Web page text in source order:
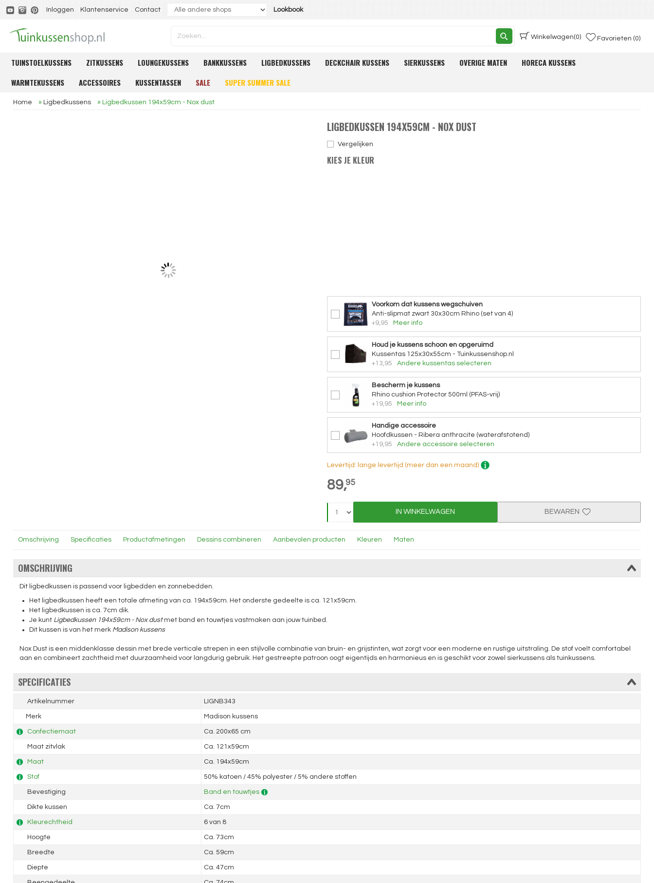
Inloggen Klantenservice Contact Lookbook
Winkelwagen(0) Favorieten (0)
TUINSTOELKUSSENS ZITKUSSENS LOUNGEKUSSENS BANKKUSSENS LIGBEDKUSSENS DECKCHAIR KUSSENS SIERKUSSENS OVERIGE MATEN
HORECA KUSSENS
WARMTEKUSSENS
ACCESSOIRES KUSSENTASSEN SALE SUPER SUMMER SALE
Home » Ligbedkussens » Ligbedkussen 194x59cm - Nox dust
LIGBEDKUSSEN 194X59CM - NOX DUST
Vergelijken
KIES JE KLEUR
Voorkom dat kussens wegschuiven
Anti-slipmat zwart 30x30cm Rhino (set van 4)
+9,95
Meer info
Houd je kussens schoon en opgeruimd
Kussentas 125x30x55cm - Tuinkussenshop.nl
+13,95
Andere kussentas selecteren
Bescherm je kussens
Rhino cushion Protector 500ml (PFAS-vrij)
+19,95
Meer info
Handige accessoire
Hoofdkussen - Ribera anthracite (waterafstotend)
+19,95
Andere accessoire selecteren
Levertijd: lange levertijd (meer dan een maand)
89,95
IN WINKELWAGEN BEWAREN
Omschrijving Specificaties Productafmetingen Dessins combineren Aanbevolen producten Kleuren Maten
OMSCHRIJVING
Dit ligbedkussen is passend voor ligbedden en zonnebedden.
Het ligbedkussen heeft een totale afmeting van ca. 194x59cm. Het onderste gedeelte is ca. 121x59cm.
Het ligbedkussen is ca. 7cm dik.
Je kunt Ligbedkussen 194x59cm - Nox dustmet band en touwtjes vastmaken aan jouw tuinbed.
Dit kussen is van het merk Madison kussens
Nox Dust is een middenklasse dessin met brede verticale strepen in een stijlvolle combinatie van bruin- en grijstinten, wat zorgt voor een moderne en rustige uitstraling. De stof voelt comfortabel
aan en combineert zachtheid met duurzaamheid voor langdurig gebruik. Het gestreepte patroon oogt eigentijds en harmonieus en is geschikt voor zowel sierkussens als tuinkussens.
SPECIFICATIES
Artikelnummer LIGNB343
Merk Madison kussens
Confectiemaat Ca. 200x65 cm
Maat zitvlak Ca. 121x59cm
Maat Ca. 194x59cm
Stof 50% katoen / 45% polyester / 5% andere stoffen
Bevestiging Band en touwtjes
Dikte kussen Ca. 7cm
Kleurechtheid 6 van 8
Hoogte Ca. 73cm
Breedte Ca. 59cm
Diepte Ca. 47cm